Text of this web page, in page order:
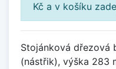
Kč a v košíku
Stojánková dřezová
(nástřik), výška 283